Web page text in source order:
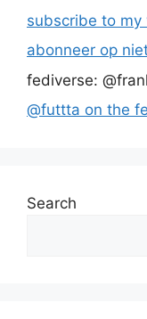
subscribe to
abonneer op
fediverse:
@futtta on the
Search